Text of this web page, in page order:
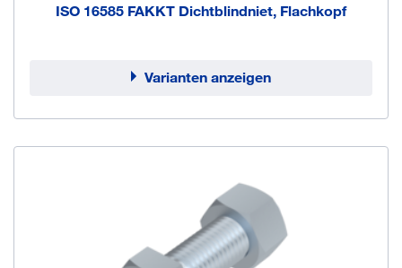
ISO 16585 FAKKT Dichtblindniet, Flachkopf
Varianten anzeigen